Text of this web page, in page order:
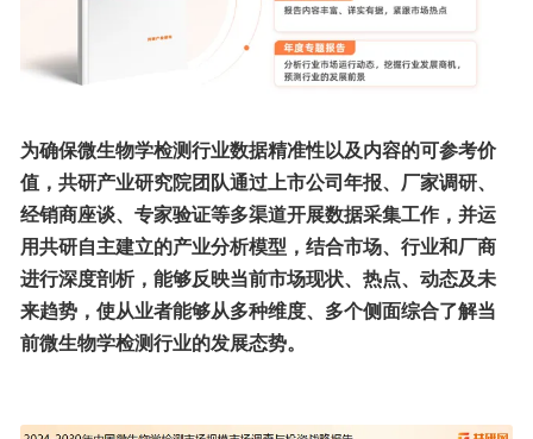
为确保微生物学检测行业数据精准性以及内容的可参考价
值，共研产业研究院团队通过上市公司年报、厂家调研、
经销商座谈、专家验证等多渠道开展数据采集工作，并运
用共研自主建立的产业分析模型，结合市场、行业和厂商
进行深度剖析，能够反映当前市场现状、热点、动态及未
来趋势，使从业者能够从多种维度、多个侧面综合了解当
前微生物学检测行业的发展态势。